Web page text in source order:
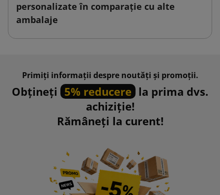
personalizate în comparație cu alte
ambalaje
Primiți informații despre noutăți și promoții.
Obțineți 5% reducere la prima dvs.
achiziție!
Rămâneți la curent!